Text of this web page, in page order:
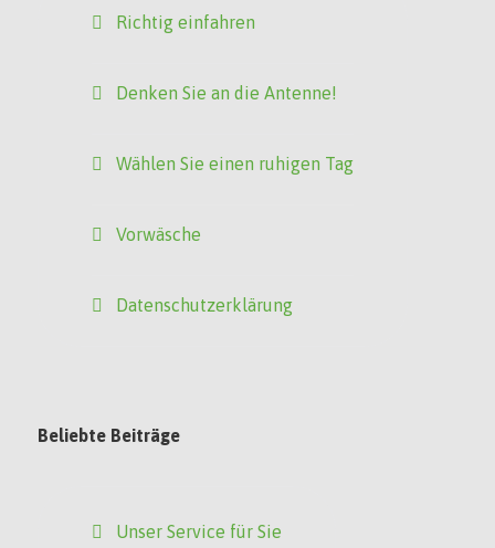
Richtig einfahren
Denken Sie an die Antenne!
Wählen Sie einen ruhigen Tag
Vorwäsche
Datenschutzerklärung
Beliebte Beiträge
Unser Service für Sie